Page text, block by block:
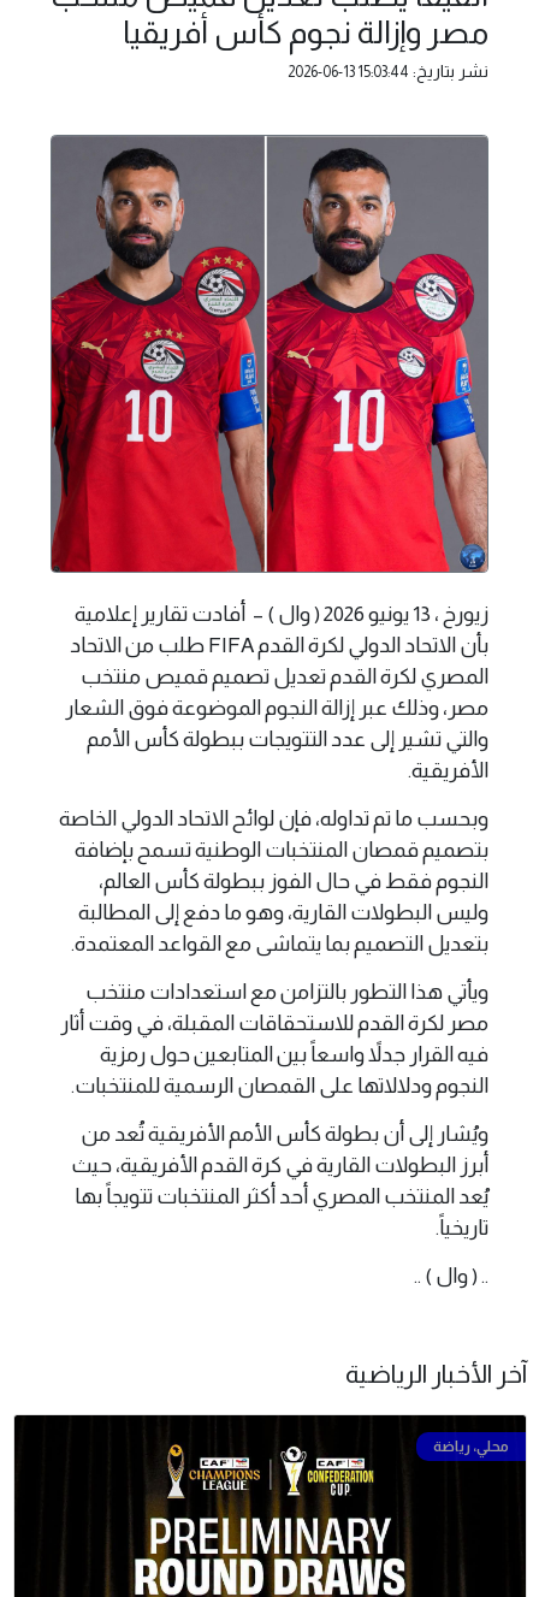
مصر وإزالة نجوم كأس أفريقيا
نشر بتاريخ: 2026-06-13 15:03:44
زيورخ ، 13 يونيو 2026 ( وال ) – أفادت تقارير إعلامية
بأن الاتحاد الدولي لكرة القدم FIFA طلب من الاتحاد
المصري لكرة القدم تعديل تصميم قميص منتخب
مصر، وذلك عبر إزالة النجوم الموضوعة فوق الشعار
والتي تشير إلى عدد التتويجات ببطولة كأس الأمم
الأفريقية.
وبحسب ما تم تداوله، فإن لوائح الاتحاد الدولي الخاصة
بتصميم قمصان المنتخبات الوطنية تسمح بإضافة
النجوم فقط في حال الفوز ببطولة كأس العالم،
وليس البطولات القارية، وهو ما دفع إلى المطالبة
بتعديل التصميم بما يتماشى مع القواعد المعتمدة.
ويأتي هذا التطور بالتزامن مع استعدادات منتخب
مصر لكرة القدم للاستحقاقات المقبلة، في وقت أثار
فيه القرار جدلاً واسعاً بين المتابعين حول رمزية
النجوم ودلالاتها على القمصان الرسمية للمنتخبات.
ويُشار إلى أن بطولة كأس الأمم الأفريقية تُعد من
أبرز البطولات القارية في كرة القدم الأفريقية، حيث
يُعد المنتخب المصري أحد أكثر المنتخبات تتويجاً بها
تاريخياً.
.. ( وال ) ..
آخر الأخبار الرياضية